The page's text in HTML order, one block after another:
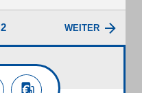
WEITER